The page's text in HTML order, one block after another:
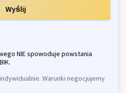
Wyślij
NIE spowoduje powstania
Warunki negocjujemy